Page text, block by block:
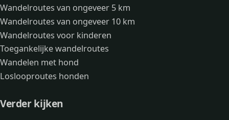
Wandelroutes van ongeveer 5 km
Wandelroutes van ongeveer 10 km
Wandelroutes voor kinderen
Toegankelijke wandelroutes
Wandelen met hond
Loslooproutes honden
Verder kijken